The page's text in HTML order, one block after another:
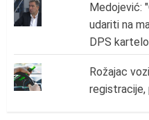
Medojević:
udariti na
DPS
Rožajac
registracije,